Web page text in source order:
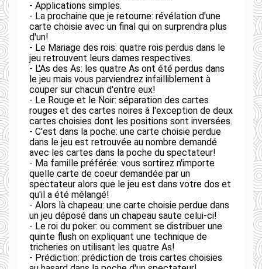
- Applications simples.
- La prochaine que je retourne: révélation d'une
carte choisie avec un final qui on surprendra plus
d'un!
- Le Mariage des rois: quatre rois perdus dans le
jeu retrouvent leurs dames respectives.
- L'As des As: les quatre As ont été perdus dans
le jeu mais vous parviendrez infailliblement à
couper sur chacun d'entre eux!
- Le Rouge et le Noir: séparation des cartes
rouges et des cartes noires à l'exception de deux
cartes choisies dont les positions sont inversées.
- C'est dans la poche: une carte choisie perdue
dans le jeu est retrouvée au nombre demandé
avec les cartes dans la poche du spectateur!
- Ma famille préférée: vous sortirez n'importe
quelle carte de coeur demandée par un
spectateur alors que le jeu est dans votre dos et
qu'il a été mélangé!
- Alors là chapeau: une carte choisie perdue dans
un jeu déposé dans un chapeau saute celui-ci!
- Le roi du poker: ou comment se distribuer une
quinte flush on expliquant une technique de
tricheries on utilisant les quatre As!
- Prédiction: prédiction de trois cartes choisies